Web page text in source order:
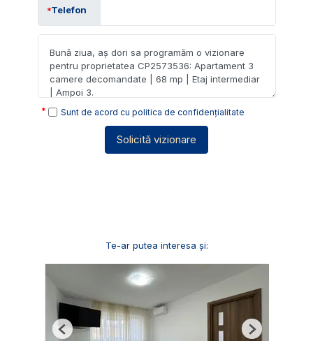
Telefon
Sunt de acord cu politica de confidențialitate
Solicită vizionare
Te-ar putea interesa și:
Previous Next